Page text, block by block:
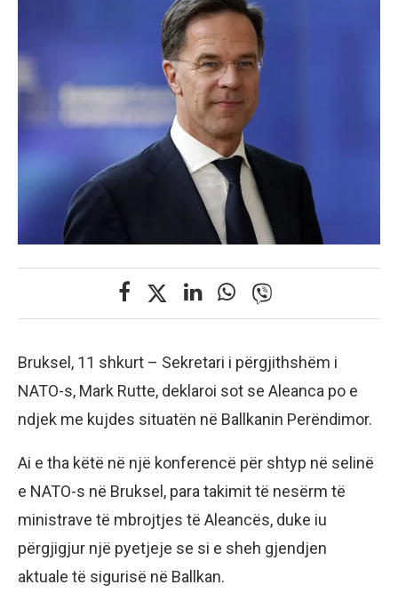
Bruksel, 11 shkurt – Sekretari i përgjithshëm i
NATO-s, Mark Rutte, deklaroi sot se Aleanca po e
ndjek me kujdes situatën në Ballkanin Perëndimor.
Ai e tha këtë në një konferencë për shtyp në selinë
e NATO-s në Bruksel, para takimit të nesërm të
ministrave të mbrojtjes të Aleancës, duke iu
përgjigjur një pyetjeje se si e sheh gjendjen
aktuale të sigurisë në Ballkan.